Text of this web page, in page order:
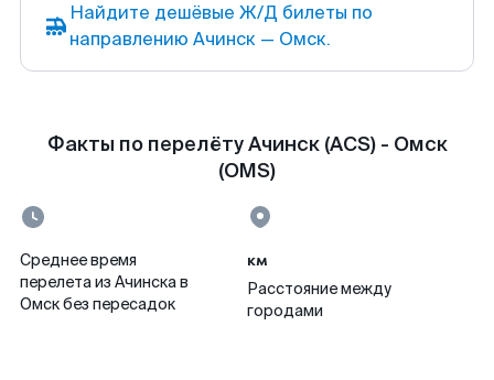
Найдите дешёвые Ж/Д билеты по
направлению Ачинск — Омск.
Факты по перелёту Ачинск (ACS) - Омск
(OMS)
Среднее время
перелета из Ачинска в
Омск без пересадок
км
Расстояние между
городами